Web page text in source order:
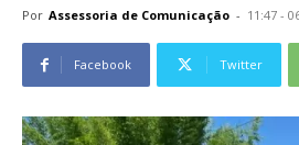
Por Assessoria de Comunicação - 11:47 -
Facebook Twitter